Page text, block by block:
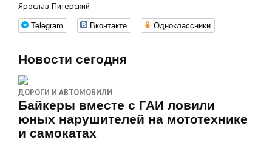
Ярослав Питерский
Telegram Вконтакте Одноклассники
Новости сегодня
ДОРОГИ И АВТОМОБИЛИ
Байкеры вместе с ГАИ ловили
юных нарушителей на мототехнике
и самокатах